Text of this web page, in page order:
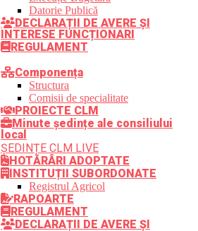
Datorie Publică
DECLARAȚII DE AVERE ȘI
INTERESE FUNCȚIONARI
REGULAMENT
Componența
Structura
Comisii de specialitate
PROIECTE CLM
Minute ședințe ale consiliului
local
ȘEDINȚE CLM LIVE
HOTĂRÂRI ADOPTATE
INSTITUȚII SUBORDONATE
Registrul Agricol
RAPOARTE
REGULAMENT
DECLARAȚII DE AVERE ȘI